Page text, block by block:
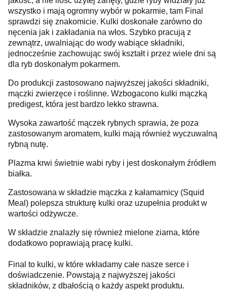
wszystko i mają ogromny wybór w pokarmie, tam Final
sprawdzi się znakomicie. Kulki doskonałe zarówno do
nęcenia jak i zakładania na włos. Szybko pracują z
zewnątrz, uwalniając do wody wabiące składniki,
jednocześnie zachowując swój kształt i przez wiele dni są
dla ryb doskonałym pokarmem.
Do produkcji zastosowano najwyższej jakości składniki,
mączki zwierzęce i roślinne. Wzbogacono kulki mączką
predigest, która jest bardzo lekko strawna.
Wysoka zawartość mączek rybnych sprawia, że poza
zastosowanym aromatem, kulki mają również wyczuwalną
rybną nutę.
Plazma krwi świetnie wabi ryby i jest doskonałym źródłem
białka.
Zastosowana w składzie mączka z kałamarnicy (Squid
Meal) polepsza strukturę kulki oraz uzupełnia produkt w
wartości odżywcze.
W składzie znalazły się również mielone ziarna, które
dodatkowo poprawiają pracę kulki.
Final to kulki, w które wkładamy całe nasze serce i
doświadczenie. Powstają z najwyższej jakości
składników, z dbałością o każdy aspekt produktu.